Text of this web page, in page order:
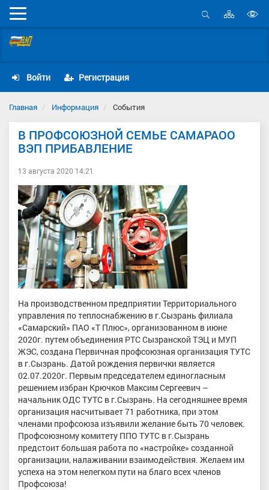
Мобильное
меню
Открыть
Карта
сайта
Войти Регистрация
Главная Информация События
В ПРОФСОЮЗНОЙ СЕМЬЕ САМАРАОО
ВЭП ПРИБАВЛЕНИЕ
13 августа 2020 14:21
На производственном предприятии Территориального
управления по теплоснабжению в г.Сызрань филиала
«Самарский» ПАО «Т Плюс», организованном в июне
2020г. путем объединения РТС Сызранской ТЭЦ и МУП
ЖЭС, создана Первичная профсоюзная организация ТУТС
в г.Сызрань. Датой рождения первички является
02.07.2020г. Первым председателем единогласным
решением избран Крючков Максим Сергеевич –
начальник ОДС ТУТС в г.Сызрань. На сегодняшнее время
организация насчитывает 71 работника, при этом
членами профсоюза изъявили желание быть 70 человек.
Профсоюзному комитету ППО ТУТС в г.Сызрань
предстоит большая работа по «настройке» созданной
организации, налаживании взаимодействия. Желаем им
успеха на этом нелегком пути на благо всех членов
Профсоюза!